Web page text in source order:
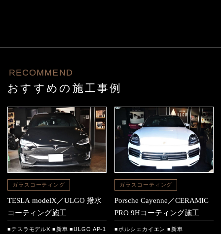
RECOMMEND
おすすめの施工事例
ガラスコーティング
TESLA modelX／ULGO 撥水
コーティング施工
■テスラモデルX ■新車 ■ULGO AP-1
ガラスコーティング
Porsche Cayenne／CERAMIC
PRO 9Hコーティング施工
■ポルシェカイエン ■新車